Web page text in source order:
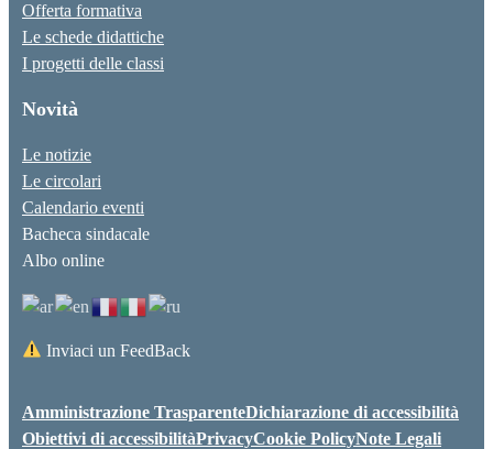
Offerta formativa
Le schede didattiche
I progetti delle classi
Novità
Le notizie
Le circolari
Calendario eventi
Bacheca sindacale
Albo online
Inviaci un FeedBack
Amministrazione TrasparenteDichiarazione di accessibilità
Obiettivi di accessibilitàPrivacyCookie PolicyNote Legali